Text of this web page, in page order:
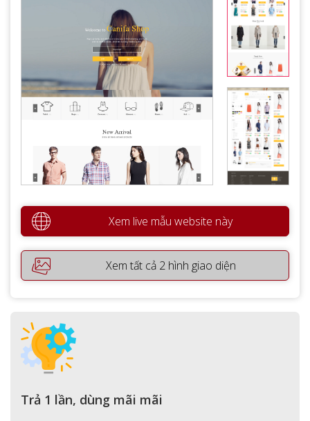
Xem live mẫu website này
Xem tất cả 2 hình giao diện
Trả 1 lần, dùng mãi mãi